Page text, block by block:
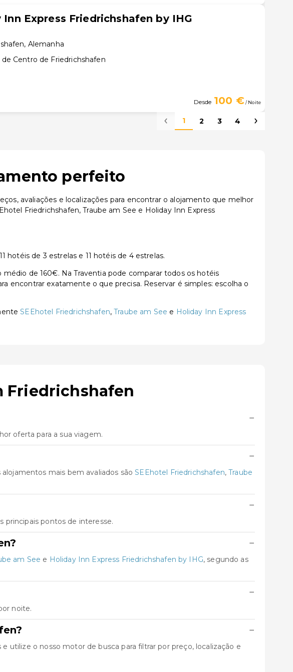
Inn Express Friedrichshafen by IHG
, Alemanha
de Centro de Friedrichshafen
Desde 100 €/ Noite
1 2 3 4
perfeito
avaliações e localizações para encontrar o alojamento que melhor
Friedrichshafen, Traube am See e Holiday Inn Express
hotéis de 3 estrelas e 11 hotéis de 4 estrelas.
de 160€. Na Traventia pode comparar todos os hotéis
encontrar exatamente o que precisa. Reservar é simples: escolha o
SEEhotel Friedrichshafen,Traube am See e Holiday Inn Express
Friedrichshafen
−
oferta para a sua viagem.
−
mais bem avaliados sãoSEEhotel Friedrichshafen,Traube
−
principais pontos de interesse.
−
am See e Holiday Inn Express Friedrichshafen by IHG, segundo as
−
noite.
−
utilize o nosso motor de busca para filtrar por preço, localização e